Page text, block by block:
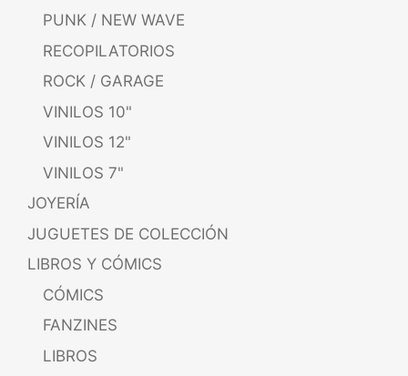
PUNK / NEW WAVE
RECOPILATORIOS
ROCK / GARAGE
VINILOS 10"
VINILOS 12"
VINILOS 7"
JOYERÍA
JUGUETES DE COLECCIÓN
LIBROS Y CÓMICS
CÓMICS
FANZINES
LIBROS